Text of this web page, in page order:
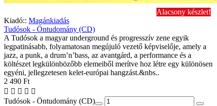
Alacsony készlet!
Kiadó:: Magánkiadás
Tudósok - Öntudomány (CD)
A Tudósok a magyar underground és progresszív zene egyik
legpatinásabb, folyamatosan megújuló vezető képviselője, amely a
jazz, a punk, a drum’n’bass, az avantgárd, a performance és a
költészet legkülönbözőbb elemeiből merítve hoz létre egy különösen
egyéni, jellegzetesen kelet-európai hangzást.&nbs..
2 490 Ft
Tudósok - Öntudomány (CD)